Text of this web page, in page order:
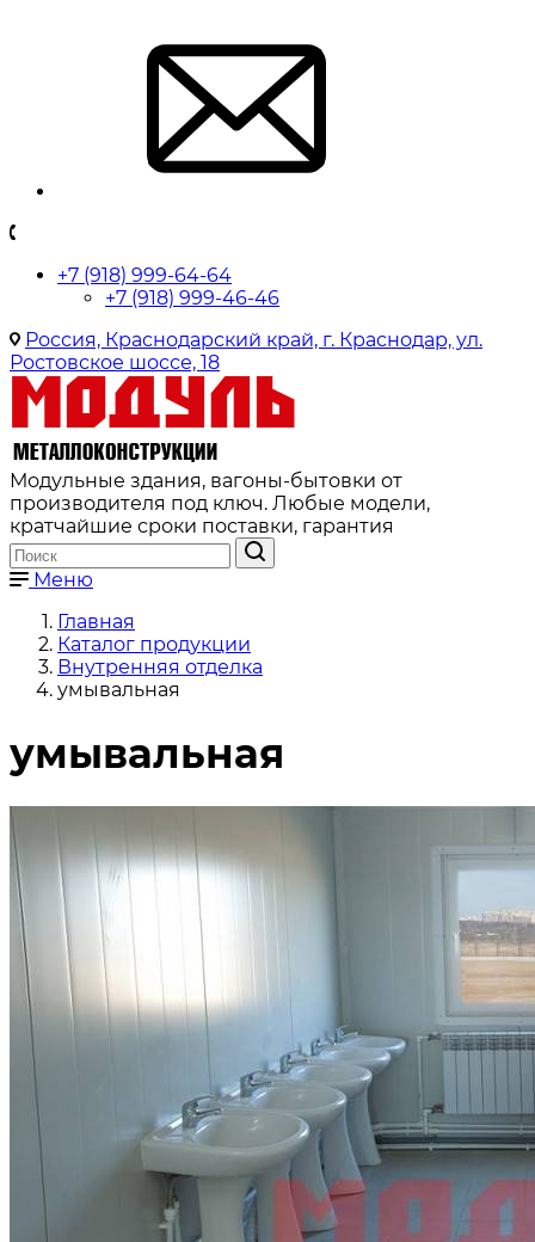
+7 (918) 999-64-64
+7 (918) 999-46-46
Россия, Краснодарский край, г. Краснодар, ул.
Ростовское шоссе, 18
Модульные здания, вагоны-бытовки от
производителя под ключ. Любые модели,
кратчайшие сроки поставки, гарантия
Меню
Главная
Каталог продукции
Внутренняя отделка
умывальная
умывальная